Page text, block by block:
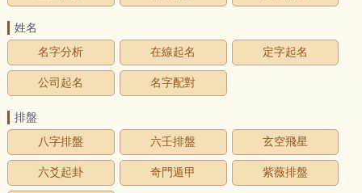
姓名
名字分析
在線起名 定字起名
公司起名 名字配對
排盤
八字排盤
六壬排盤 玄空飛星
六爻起卦 奇門遁甲 紫薇排盤